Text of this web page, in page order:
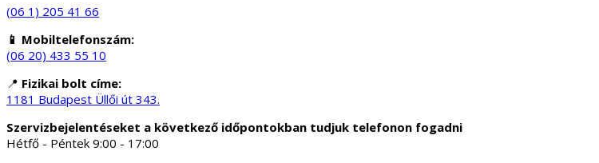
(06 1) 205 41 66
📱 Mobiltelefonszám:
(06 20) 433 55 10
📍 Fizikai bolt címe:
1181 Budapest Üllői út 343.
Szervizbejelentéseket a következő időpontokban tudjuk telefonon fogadni
Hétfő - Péntek 9:00 - 17:00